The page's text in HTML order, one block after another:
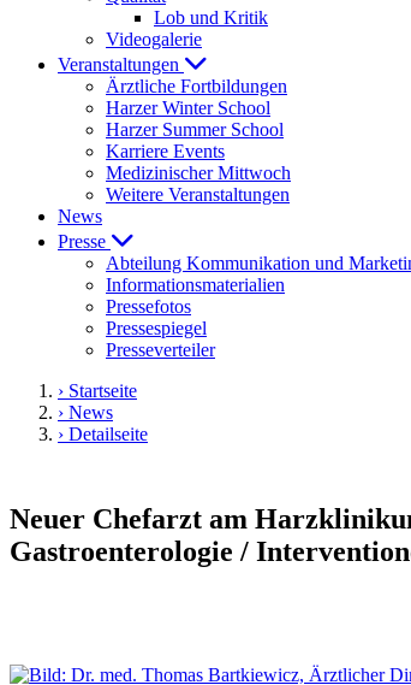
Lob und Kritik
Videogalerie
Veranstaltungen
Ärztliche Fortbildungen
Harzer Winter School
Harzer Summer School
Karriere Events
Medizinischer Mittwoch
Weitere Veranstaltungen
News
Presse
Abteilung Kommunikation und
Informationsmaterialien
Pressefotos
Pressespiegel
Presseverteiler
› Startseite
› News
› Detailseite
Neuer Chefarzt am
Gastroenterologie /